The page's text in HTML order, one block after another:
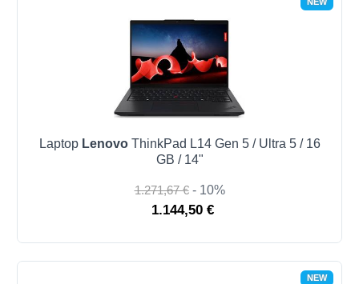
NEW
Laptop LenovoThinkPad L14 Gen 5 / Ultra 5 / 16
GB / 14"
1.271,67 € - 10%
1.144,50 €
NEW